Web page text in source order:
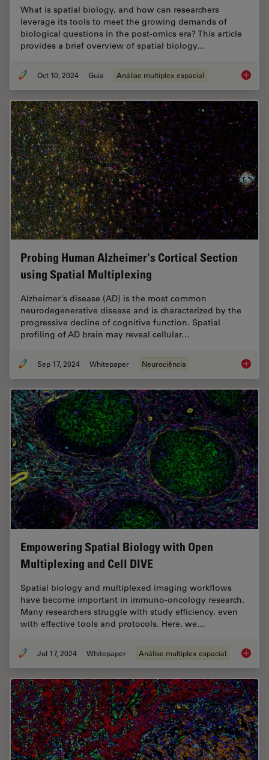
What is spatial biology, and how can researchers
leverage its tools to meet the growing demands of
biological questions in the post-omics era? This article
provides a brief overview of spatial biology…
Oct 10, 2024 Guia Análise multiplex espacial A
Probing Human Alzheimer's Cortical Section
using Spatial Multiplexing
Alzheimer’s disease (AD) is the most common
neurodegenerative disease and is characterized by the
progressive decline of cognitive function. Spatial
profiling of AD brain may reveal cellular…
Sep 17, 2024 Whitepaper Neurociência
Empowering Spatial Biology with Open
Multiplexing and Cell DIVE
Spatial biology and multiplexed imaging workflows
have become important in immuno-oncology research.
Many researchers struggle with study efficiency, even
with effective tools and protocols. Here, we…
Jul 17, 2024 Whitepaper Análise multiplex espacial